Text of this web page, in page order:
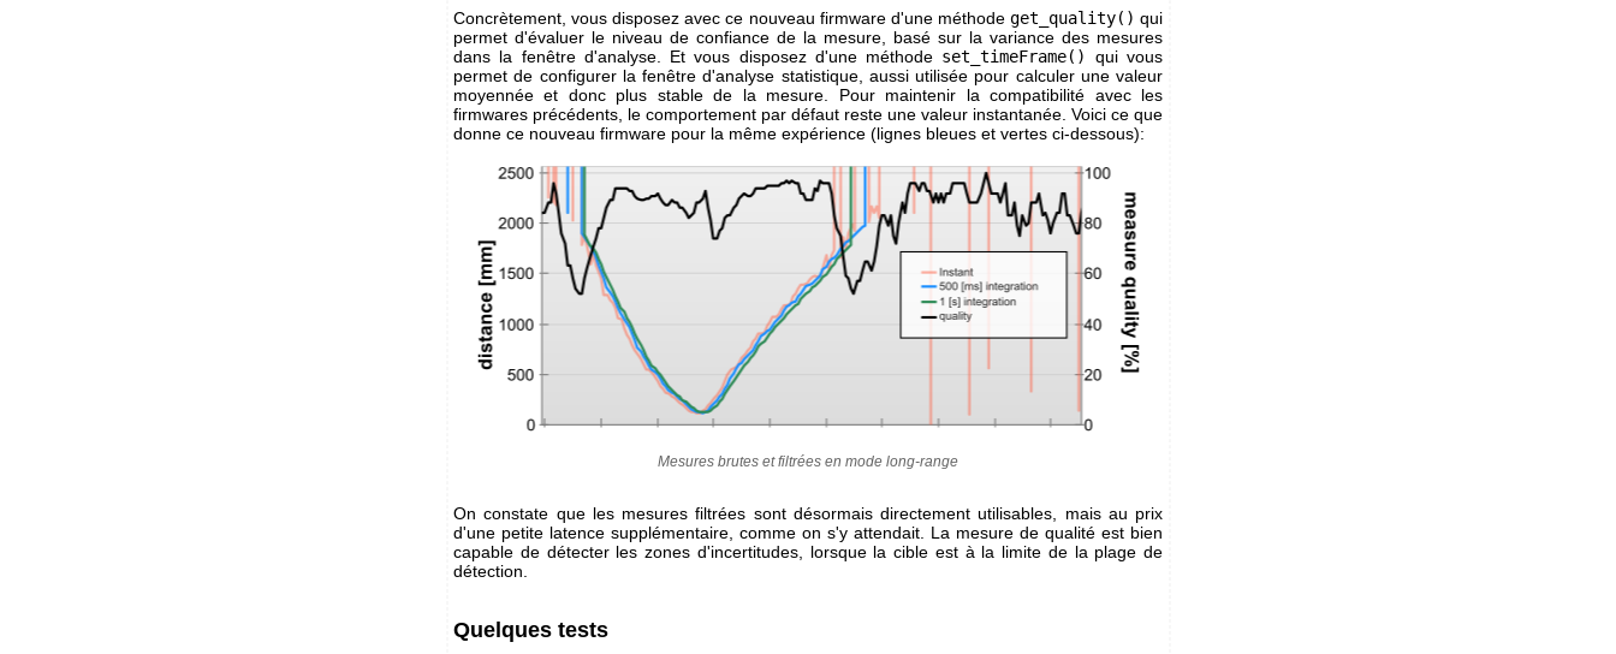
Concrètement, vous disposez avec ce nouveau firmware d'une méthode get_quality() qui
permet d'évaluer le niveau de confiance de la mesure, basé sur la variance des mesures
dans la fenêtre d'analyse. Et vous disposez d'une méthode set_timeFrame()
qui vous
permet de configurer la fenêtre d'analyse statistique, aussi utilisée pour calculer une valeur
moyennée et donc plus stable de la mesure. Pour maintenir la compatibilité avec les
firmwares précédents, le comportement par défaut reste une valeur instantanée. Voici ce que
donne ce nouveau firmware pour la même expérience (lignes bleues et vertes ci-dessous):
Mesures brutes et filtrées en mode long-range
On constate que les mesures filtrées sont désormais directement utilisables, mais au prix
d'une petite latence supplémentaire, comme on s'y attendait. La mesure de qualité est bien
capable de détecter les zones d'incertitudes, lorsque la cible est à la limite de la plage de
détection.
Quelques tests